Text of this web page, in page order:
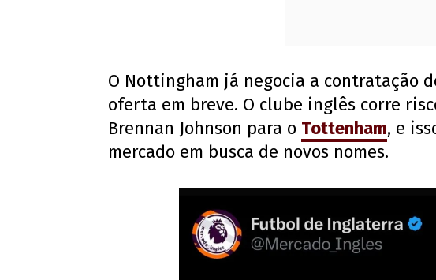
O Nottingham já negocia a contratação
oferta em breve. O clube inglês corre
Brennan Johnson para o Tottenham, e
mercado em busca de novos nomes.